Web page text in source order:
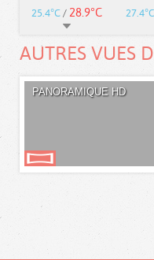
25.4°C / 28.9°C 27.4°C
AUTRES VUES
PANORAMIQUE HD